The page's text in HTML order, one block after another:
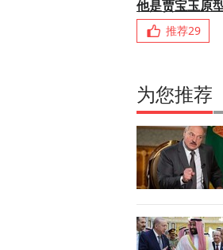
他是贾宝玉原
推荐29
为您推荐